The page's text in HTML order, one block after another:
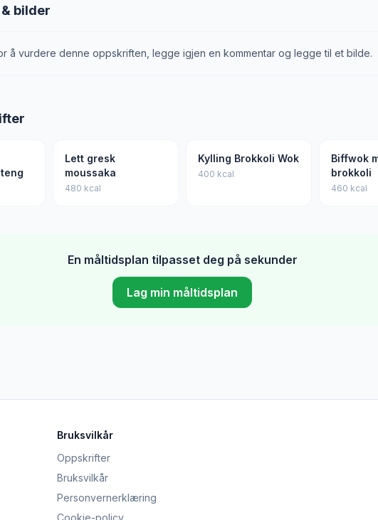
bilder
å vurdere denne oppskriften, legge igjen en kommentar og legge til et bilde.
Lett gresk
moussaka
480 kcal
Kylling Brokkoli Wok
400 kcal
Biffwok
brokkoli
460 kcal
En måltidsplan tilpasset deg på sekunder
Lag min måltidsplan
Bruksvilkår
Oppskrifter
Bruksvilkår
Personvernerklæring
Cookie-policy